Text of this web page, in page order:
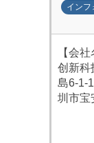
インフ
劉
娜
【会
创新科
島6-
圳市宝